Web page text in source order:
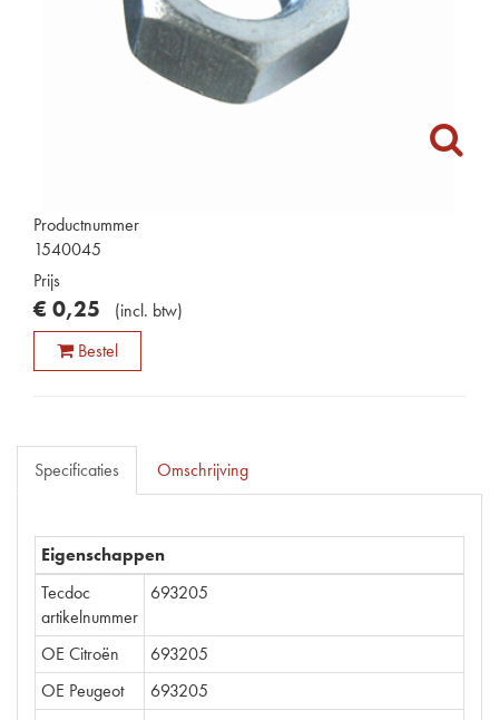
Productnummer
1540045
Prijs
€ 0,25 (incl. btw)
Bestel
Specificaties Omschrijving
Eigenschappen
Tecdoc
artikelnummer
693205
OE Citroën
693205
OE Peugeot
693205